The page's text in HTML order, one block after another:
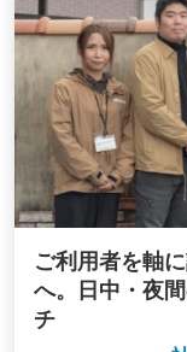
ご利用者を軸
へ。日中・夜
チ